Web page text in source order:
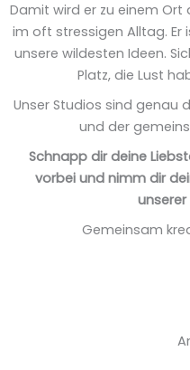
Damit wird er zu einem Ort
im oft stressigen Alltag. Er
unsere wildesten Ideen.
Platz, die Lust
Unser Studios sind genau
und der
Schnapp dir deine
vorbei und nimm dir
Gemeinsam